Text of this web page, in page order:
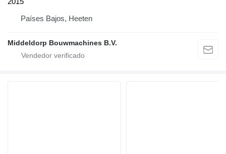
Países Bajos, Heeten
Middeldorp Bouwmachines B.V.